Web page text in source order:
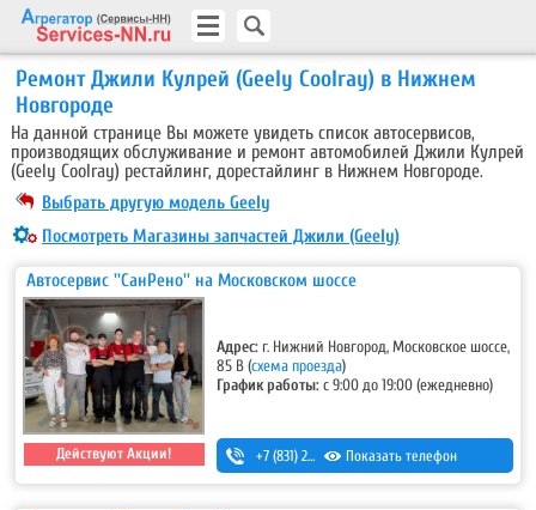
Ремонт Джили Кулрей (Geely Coolray) в Нижнем
Новгороде
На данной странице Вы можете увидеть список автосервисов,
производящих обслуживание и ремонт автомобилей Джили Кулрей
(Geely Coolray) рестайлинг, дорестайлинг в Нижнем Новгороде.
Выбрать другую модель Geely
Посмотреть Магазины запчастей Джили (Geely)
Автосервис ''СанРено'' на Московском шоссе
Действуют Акции!
Адрес: г. Нижний Новгород, Московское шоссе,
85 В(схема проезда)
График работы:с 9:00 до 19:00 (ежедневно)
+7 (831) 280-69-88 Показать телефон